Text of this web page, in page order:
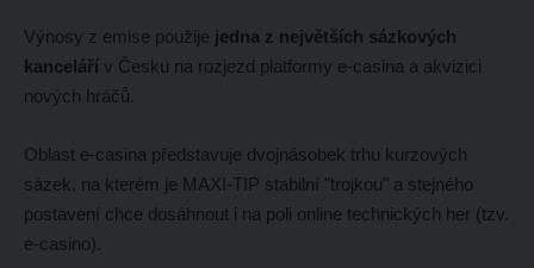
Výnosy z emise použije jedna z největších sázkových
kanceláří v Česku na rozjezd platformy e-casina a akvizici
nových hráčů.
Oblast e-casina představuje dvojnásobek trhu kurzových
sázek, na kterém je MAXI-TIP stabilní "trojkou" a stejného
postavení chce dosáhnout i na poli online technických her (tzv.
e-casino).